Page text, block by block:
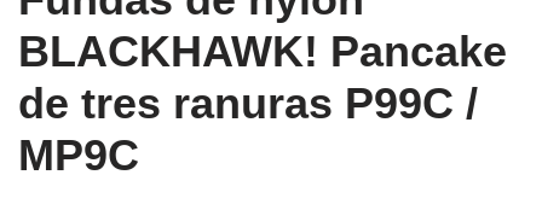
BLACKHAWK! Pancake
de tres ranuras P99C /
MP9C